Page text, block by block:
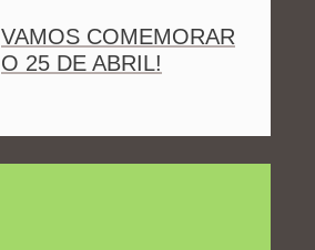
VAMOS COMEMORAR
O 25 DE ABRIL!